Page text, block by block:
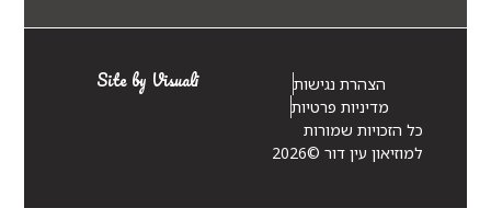
הצהרת נגישות
מדיניות פרטיות
כל הזכויות שמורות
למוזיאון עין דור ©2026
Site by Visuali